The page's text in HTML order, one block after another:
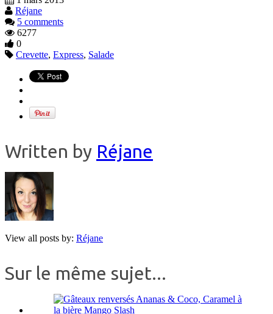
Réjane
5 comments
6277
0
Crevette, Express, Salade
Written by Réjane
View all posts by: Réjane
Sur le même sujet...